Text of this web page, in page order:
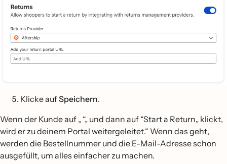
Klicke aufSpeichern.
Wenn der Kunde auf „ “„ und dann auf “Start a Return„ klickt,
wird er zu deinem Portal weitergeleitet.“ Wenn das geht,
werden die Bestellnummer und die E-Mail-Adresse schon
ausgefüllt, um alles einfacher zu machen.